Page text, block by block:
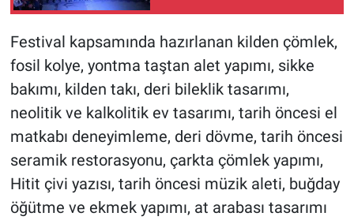
Festival kapsamında hazırlanan kilden çömlek,
fosil kolye, yontma taştan alet yapımı, sikke
bakımı, kilden takı, deri bileklik tasarımı,
neolitik ve kalkolitik ev tasarımı, tarih öncesi el
matkabı deneyimleme, deri dövme, tarih öncesi
seramik restorasyonu, çarkta çömlek yapımı,
Hitit çivi yazısı, tarih öncesi müzik aleti, buğday
öğütme ve ekmek yapımı, at arabası tasarımı